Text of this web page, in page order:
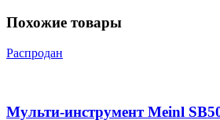
Похожие товары
Распродан
Мульти-инструмент Meinl